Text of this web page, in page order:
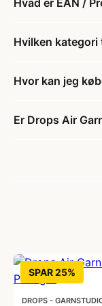
Hvad er EAN /
Hvilken kategori
Hvor kan jeg
Er Drops Air
SPAR 25%
DROPS -